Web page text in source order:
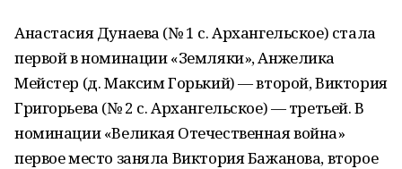
Анастасия Дунаева (№ 1 с. Архангельское) стала
первой в номинации «Земляки», Анжелика
Мейстер (д. Максим Горький) — второй, Виктория
Григорьева (№ 2 с. Архангельское) — третьей. В
номинации «Великая Отечественная война»
первое место заняла Виктория Бажанова, второе